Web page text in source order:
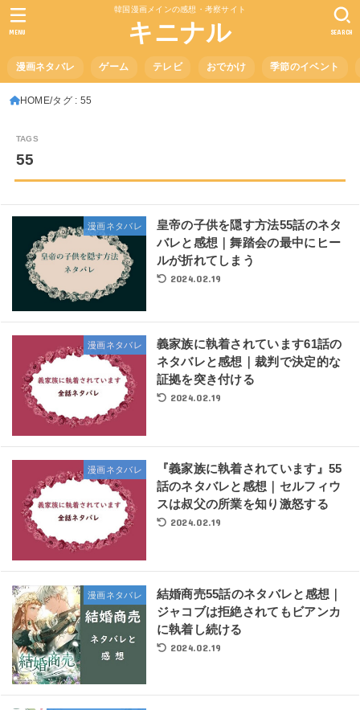
韓国漫画メインの感想・考察サイト
キニナル
漫画ネタバレ ゲーム テレビ おでかけ 季節のイベント
SEARCH
MENU
HOME タグ : 55
55
漫画ネタバレ
皇帝の子供を隠す方法55話のネタ
バレと感想｜舞踏会の最中にヒー
ルが折れてしまう
2024.02.19
漫画ネタバレ
義家族に執着されています61話の
ネタバレと感想｜裁判で決定的な
証拠を突き付ける
2024.02.19
漫画ネタバレ
『義家族に執着されています』55
話のネタバレと感想｜セルフィウ
スは叔父の所業を知り激怒する
2024.02.19
漫画ネタバレ
結婚商売55話のネタバレと感想｜
ジャコブは拒絶されてもビアンカ
に執着し続ける
2024.02.19